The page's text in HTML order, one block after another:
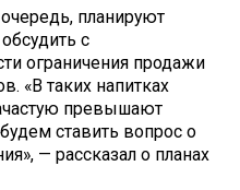
планируют
с
ограничения продажи
«В таких напитках
превышают
ставить вопрос о
— рассказал о планах